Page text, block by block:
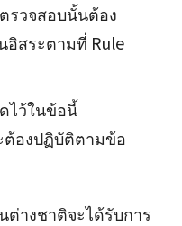
รวจสอบนั้นต้อง
สระตามที่ Rule
ไว้ในข้อนี้
องปฏิบัติตามข้อ
างชาติจะได้รับการ